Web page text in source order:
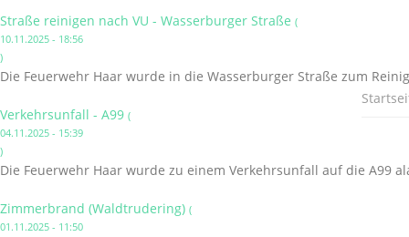
Straße reinigen nach VU - Wasserburger Straße (
10.11.2025 - 18:56
)
Die Feuerwehr Haar wurde in die Wasserburger Straße zum
Verkehrsunfall - A99 (
04.11.2025 - 15:39
)
Die Feuerwehr Haar wurde zu einem Verkehrsunfall auf die A99
Zimmerbrand (Waldtrudering) (
01.11.2025 - 11:50